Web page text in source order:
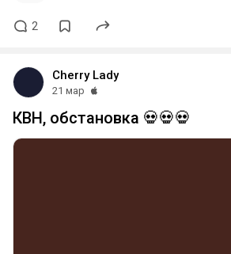
2
Cherry Lady
21 мар
КВН, обстановка 💀💀💀